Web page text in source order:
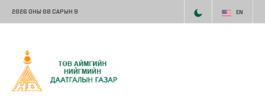
2026 ОНЫ 08 САРЫН 9 EN